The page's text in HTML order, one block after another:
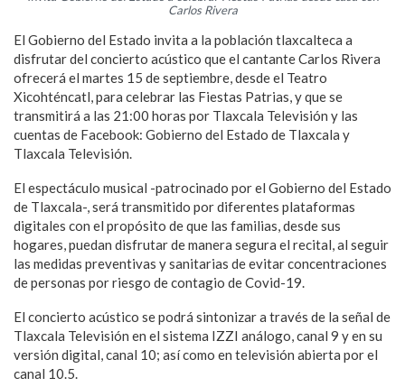
Carlos Rivera
El Gobierno del Estado invita a la población tlaxcalteca a
disfrutar del concierto acústico que el cantante Carlos Rivera
ofrecerá el martes 15 de septiembre, desde el Teatro
Xicohténcatl, para celebrar las Fiestas Patrias, y que se
transmitirá a las 21:00 horas por Tlaxcala Televisión y las
cuentas de Facebook: Gobierno del Estado de Tlaxcala y
Tlaxcala Televisión.
El espectáculo musical -patrocinado por el Gobierno del Estado
de Tlaxcala-, será transmitido por diferentes plataformas
digitales con el propósito de que las familias, desde sus
hogares, puedan disfrutar de manera segura el recital, al seguir
las medidas preventivas y sanitarias de evitar concentraciones
de personas por riesgo de contagio de Covid-19.
El concierto acústico se podrá sintonizar a través de la señal de
Tlaxcala Televisión en el sistema IZZI análogo, canal 9 y en su
versión digital, canal 10; así como en televisión abierta por el
canal 10.5.